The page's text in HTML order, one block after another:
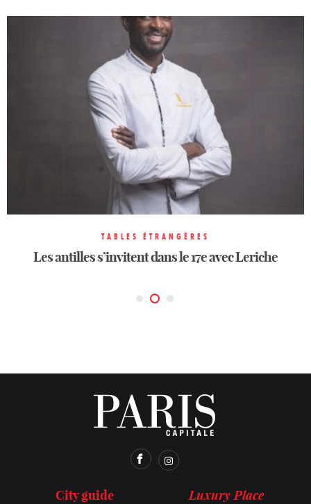
TABLES ÉTRANGÈRES
Ma ! le Bouillon qui parle italien
TABLES ÉTRANGÈRES
Les antilles s’invitent dans le 17e avec Leriche
TABLES ÉTRANGÈRES
Casetta, le secret le mieux gardé de Neuilly
City guide Luxury Place